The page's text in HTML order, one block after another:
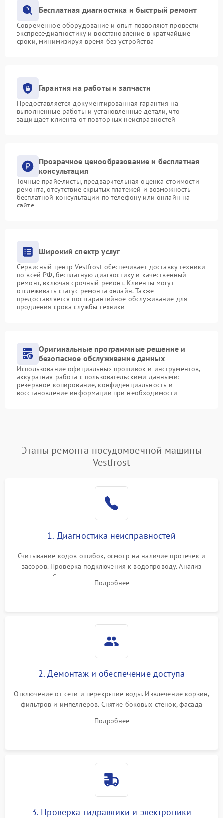
Бесплатная диагностика и быстрый ремонт
Современное оборудование и опыт позволяют провести
экспресс-диагностику и восстановление в кратчайшие
сроки, минимизируя время без устройства
Гарантия на работы и запчасти
Предоставляется документированная гарантия на
выполненные работы и установленные детали, что
защищает клиента от повторных неисправностей
Прозрачное ценообразование и бесплатная
консультация
Точные прайс-листы, предварительная оценка стоимости
ремонта, отсутствие скрытых платежей и возможность
бесплатной консультации по телефону или онлайн на
сайте
Широкий спектр услуг
Сервисный центр Vestfrost обеспечивает доставку техники
по всей РФ, бесплатную диагностику и качественный
ремонт, включая срочный ремонт. Клиенты могут
отслеживать статус ремонта онлайн. Также
предоставляется постгарантийное обслуживание для
продления срока службы техники
Оригинальные программные решение и
безопасное обслуживание данных
Использование официальных прошивок и инструментов,
аккуратная работа с пользовательскими данными:
резервное копирование, конфиденциальность и
восстановление информации при необходимости
Этапы ремонта посудомоечной машины
Vestfrost
1. Диагностика неисправностей
Считывание кодов ошибок, осмотр на наличие протечек и
засоров. Проверка подключения к водопроводу. Анализ
жалоб на отсутствие слива, нагрева, вращения
разбрызгивателей или срабатывание системы защиты
Подробнее
2. Демонтаж и обеспечение доступа
Отключение от сети и перекрытие воды. Извлечение корзин,
фильтров и импеллеров. Снятие боковых стенок, фасада
циркуляционному насосу, ТЭНу и сливной помпе.
Подробнее
3. Проверка гидравлики и электроники